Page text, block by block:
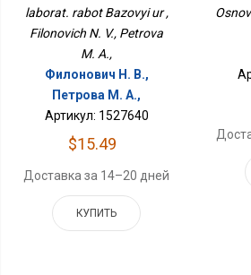
laborat. rabot Bazovyi ur ,
Filonovich N. V., Petrova
M. A.,
Филонович Н. В.,
Петрова М. А.,
Артикул: 1527640
$15.49
Доставка за 14–20 дней
КУПИТЬ